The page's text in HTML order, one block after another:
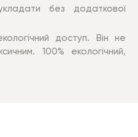
без додаткової
доступ. Він не
100% екологічний,